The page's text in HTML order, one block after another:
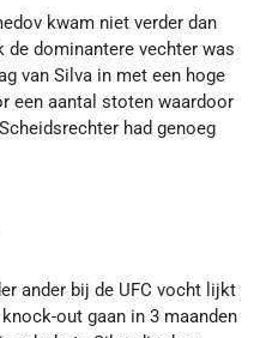
kwam niet verder dan
de dominantere vechter was
van Silva in met een hoge
een aantal stoten waardoor
had genoeg
ander bij de UFC vocht lijkt
out gaan in 3 maanden